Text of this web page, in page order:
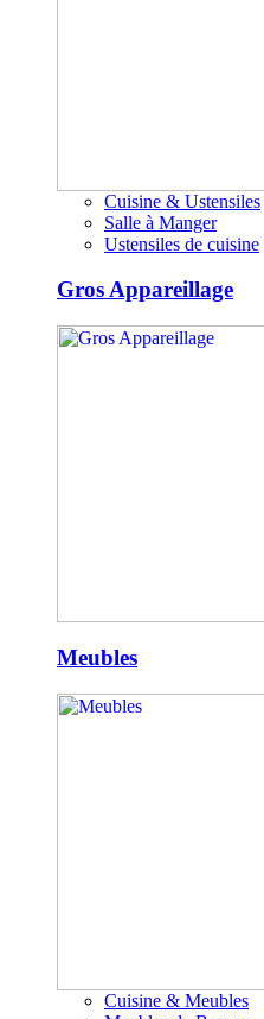
Cuisine & Ustensiles
Salle à Manger
Ustensiles de cuisine
Gros Appareillage
Meubles
Cuisine & Meubles